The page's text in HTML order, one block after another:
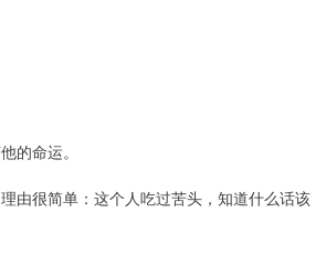
的命运。
由很简单：这个人吃过苦头，知道什么话该